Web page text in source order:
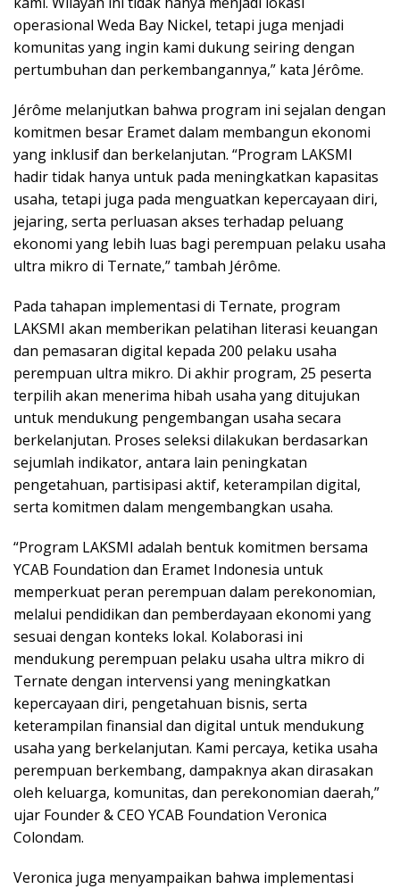
operasional Weda Bay Nickel, tetapi juga menjadi
komunitas yang ingin kami dukung seiring dengan
pertumbuhan dan perkembangannya,” kata Jérôme.
Jérôme melanjutkan bahwa program ini sejalan dengan
komitmen besar Eramet dalam membangun ekonomi
yang inklusif dan berkelanjutan. “Program LAKSMI
hadir tidak hanya untuk pada meningkatkan kapasitas
usaha, tetapi juga pada menguatkan kepercayaan diri,
jejaring, serta perluasan akses terhadap peluang
ekonomi yang lebih luas bagi perempuan pelaku usaha
ultra mikro di Ternate,” tambah Jérôme.
Pada tahapan implementasi di Ternate, program
LAKSMI akan memberikan pelatihan literasi keuangan
dan pemasaran digital kepada 200 pelaku usaha
perempuan ultra mikro. Di akhir program, 25 peserta
terpilih akan menerima hibah usaha yang ditujukan
untuk mendukung pengembangan usaha secara
berkelanjutan. Proses seleksi dilakukan berdasarkan
sejumlah indikator, antara lain peningkatan
pengetahuan, partisipasi aktif, keterampilan digital,
serta komitmen dalam mengembangkan usaha.
“Program LAKSMI adalah bentuk komitmen bersama
YCAB Foundation dan Eramet Indonesia untuk
memperkuat peran perempuan dalam perekonomian,
melalui pendidikan dan pemberdayaan ekonomi yang
sesuai dengan konteks lokal. Kolaborasi ini
mendukung perempuan pelaku usaha ultra mikro di
Ternate dengan intervensi yang meningkatkan
kepercayaan diri, pengetahuan bisnis, serta
keterampilan finansial dan digital untuk mendukung
usaha yang berkelanjutan. Kami percaya, ketika usaha
perempuan berkembang, dampaknya akan dirasakan
oleh keluarga, komunitas, dan perekonomian daerah,”
ujar Founder & CEO YCAB Foundation Veronica
Colondam.
Veronica juga menyampaikan bahwa implementasi